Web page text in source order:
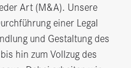
Art (M&A). Unsere
einer Legal
und Gestaltung des
hin zum Vollzug des